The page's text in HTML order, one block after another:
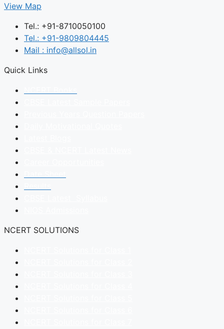
View Map
Tel.: +91-8710050100
Tel.: +91-9809804445
Mail : info@allsol.in
Quick Links
NCERT SOLUTIONS